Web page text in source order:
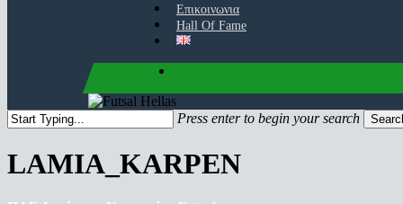
Επικοινωνια
Hall Of Fame
Press enter to begin your search
Search
LAMIA_KARPEN